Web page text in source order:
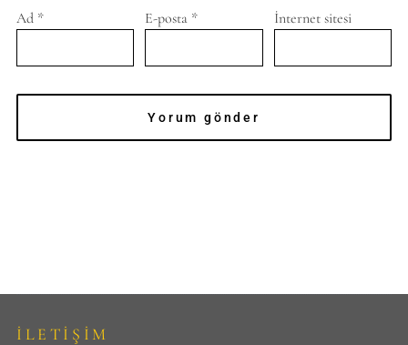
Ad * E-posta * İnternet sitesi
İLETİŞİM